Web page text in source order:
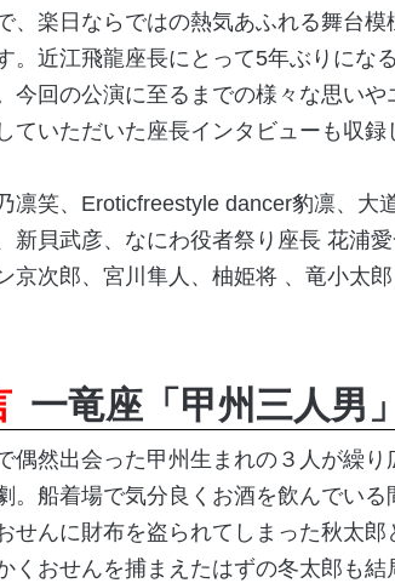
、楽日ならではの熱気あふれる舞台模
。近江飛龍座長にとって5年ぶりにな
今回の公演に至るまでの様々な思いや
ていただいた座長インタビューも収録
凛笑、 Eroticfreestyle dancer豹凛、大
新貝武彦、 なにわ役者祭り座長 花浦
京次郎、 宮川隼人、 柚姫将、竜小太郎
一竜座「甲州三人男」
偶然出会った甲州生まれの３人が繰り
。船着場で気分良くお酒を飲んでいる
せんに財布を盗られてしまった秋太郎
くおせんを捕まえたはずの冬太郎も結